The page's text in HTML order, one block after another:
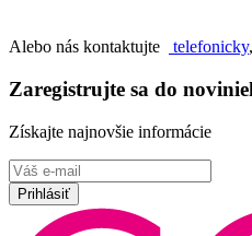
Alebo nás kontaktujte telefonicky
Zaregistrujte sa do
Získajte najnovšie informácie
Prihlásiť